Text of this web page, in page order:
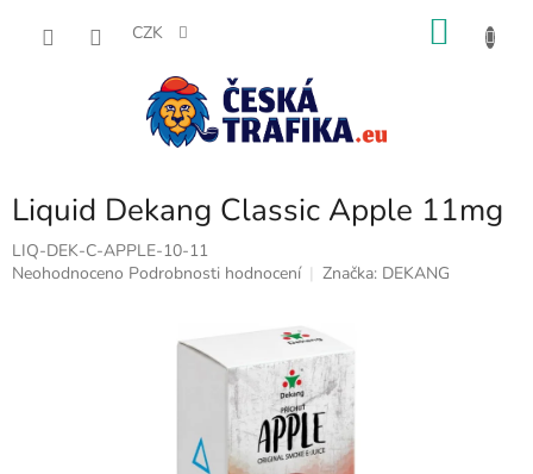
CZK
Liquid Dekang Classic Apple 11mg
LIQ-DEK-C-APPLE-10-11
Průměrné
Neohodnoceno Podrobnosti hodnocení Značka: DEKANG